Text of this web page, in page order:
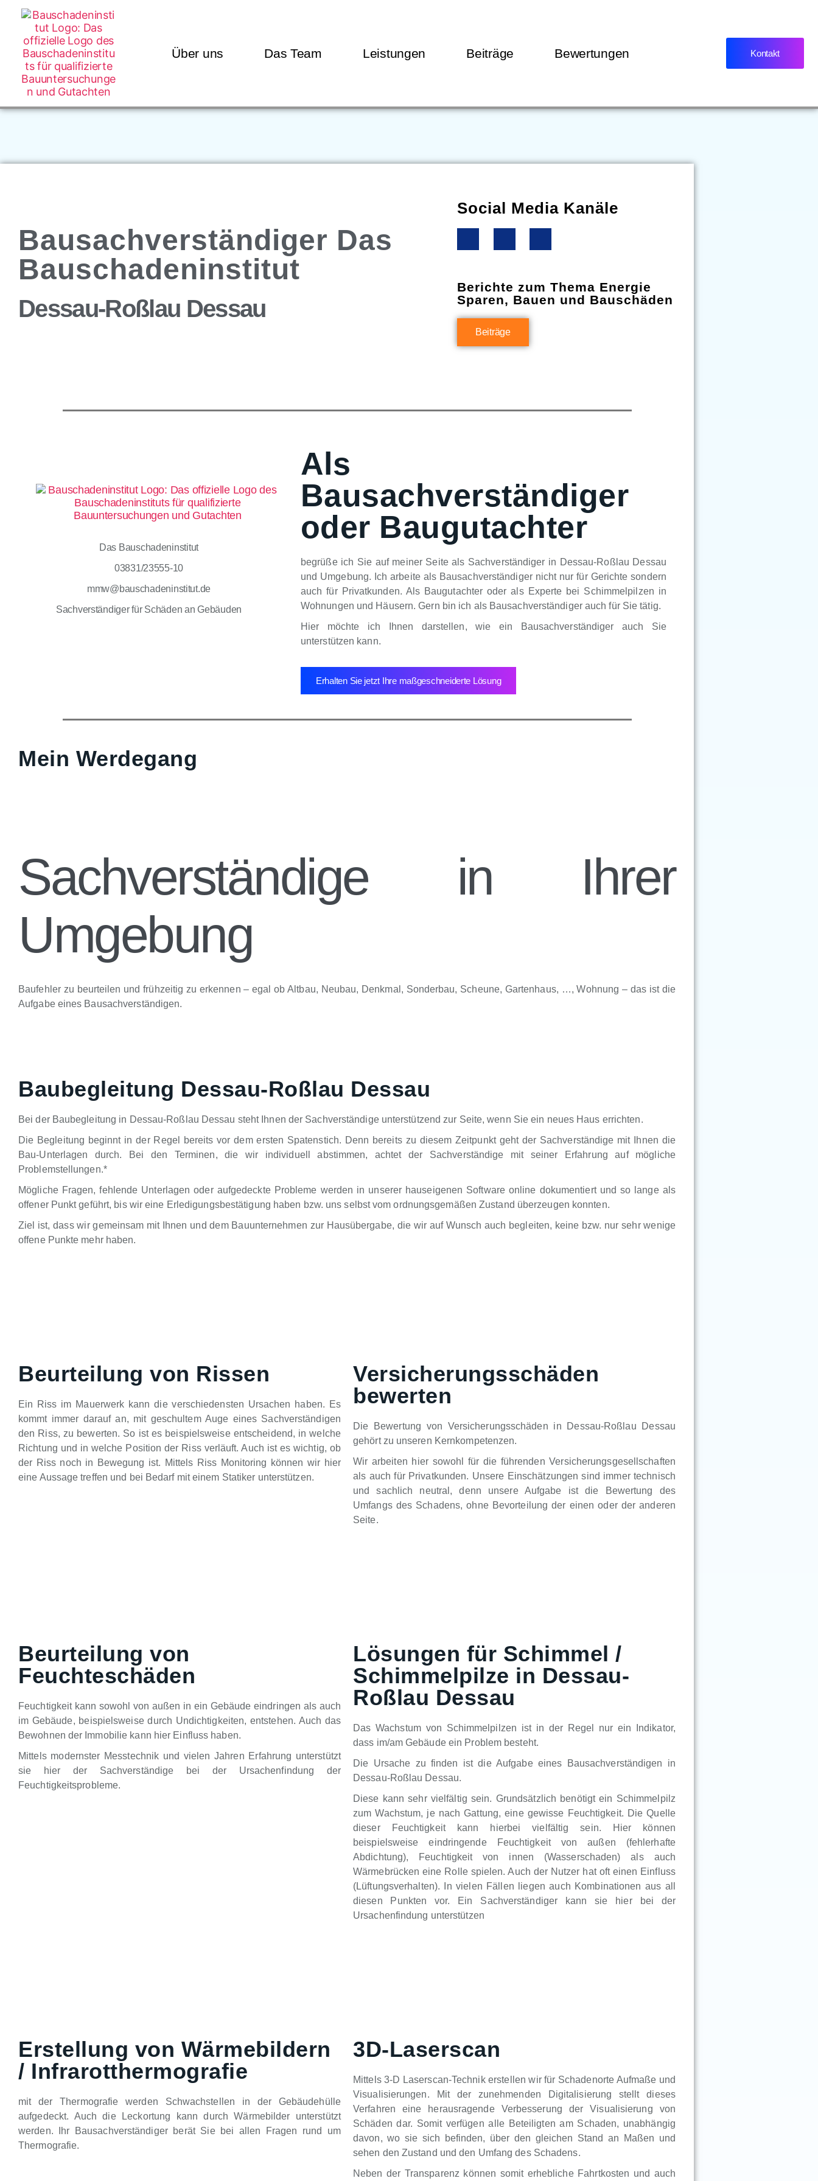
Über uns Das Team Leistungen Beiträge Bewertungen Kontakt
Bausachverständiger Das
Bauschadeninstitut
Dessau-Roßlau Dessau
Social Media Kanäle
Berichte zum Thema Energie
Sparen, Bauen und Bauschäden
Beiträge
Das Bauschadeninstitut
03831/23555-10
mmw@bauschadeninstitut.de
Sachverständiger für Schäden an Gebäuden
Als
Bausachverständiger
oder Baugutachter
begrüße ich Sie auf meiner Seite als Sachverständiger in Dessau-Roßlau Dessau
und Umgebung. Ich arbeite als Bausachverständiger nicht nur für Gerichte sondern
auch für Privatkunden. Als Baugutachter oder als Experte bei Schimmelpilzen in
Wohnungen und Häusern. Gern bin ich als Bausachverständiger auch für Sie tätig.
Hier möchte ich Ihnen darstellen, wie ein Bausachverständiger auch Sie
unterstützen kann.
Erhalten Sie jetzt Ihre maßgeschneiderte Lösung
Mein Werdegang
Sachverständige in Ihrer
Umgebung
Baufehler zu beurteilen und frühzeitig zu erkennen – egal ob Altbau, Neubau, Denkmal, Sonderbau, Scheune, Gartenhaus, …, Wohnung – das ist die
Aufgabe eines Bausachverständigen.
Baubegleitung Dessau-Roßlau Dessau
Bei der Baubegleitung in Dessau-Roßlau Dessau steht Ihnen der Sachverständige unterstützend zur Seite, wenn Sie ein neues Haus errichten.
Die Begleitung beginnt in der Regel bereits vor dem ersten Spatenstich. Denn bereits zu diesem Zeitpunkt geht der Sachverständige mit Ihnen die
Bau-Unterlagen durch. Bei den Terminen, die wir individuell abstimmen, achtet der Sachverständige mit seiner Erfahrung auf mögliche
Problemstellungen.*
Mögliche Fragen, fehlende Unterlagen oder aufgedeckte Probleme werden in unserer hauseigenen Software online dokumentiert und so lange als
offener Punkt geführt, bis wir eine Erledigungsbestätigung haben bzw. uns selbst vom ordnungsgemäßen Zustand überzeugen konnten.
Ziel ist, dass wir gemeinsam mit Ihnen und dem Bauunternehmen zur Hausübergabe, die wir auf Wunsch auch begleiten, keine bzw. nur sehr wenige
offene Punkte mehr haben.
Beurteilung von Rissen
Ein Riss im Mauerwerk kann die verschiedensten Ursachen haben. Es
kommt immer darauf an, mit geschultem Auge eines Sachverständigen
den Riss, zu bewerten. So ist es beispielsweise entscheidend, in welche
Richtung und in welche Position der Riss verläuft. Auch ist es wichtig, ob
der Riss noch in Bewegung ist. Mittels Riss Monitoring können wir hier
eine Aussage treffen und bei Bedarf mit einem Statiker unterstützen.
Versicherungsschäden
bewerten
Die Bewertung von Versicherungsschäden in Dessau-Roßlau Dessau
gehört zu unseren Kernkompetenzen.
Wir arbeiten hier sowohl für die führenden Versicherungsgesellschaften
als auch für Privatkunden. Unsere Einschätzungen sind immer technisch
und sachlich neutral, denn unsere Aufgabe ist die Bewertung des
Umfangs des Schadens, ohne Bevorteilung der einen oder der anderen
Seite.
Beurteilung von
Feuchteschäden
Feuchtigkeit kann sowohl von außen in ein Gebäude eindringen als auch
im Gebäude, beispielsweise durch Undichtigkeiten, entstehen. Auch das
Bewohnen der Immobilie kann hier Einfluss haben.
Mittels modernster Messtechnik und vielen Jahren Erfahrung unterstützt
sie hier der Sachverständige bei der Ursachenfindung der
Feuchtigkeitsprobleme.
Lösungen für Schimmel /
Schimmelpilze in Dessau-
Roßlau Dessau
Das Wachstum von Schimmelpilzen ist in der Regel nur ein Indikator,
dass im/am Gebäude ein Problem besteht.
Die Ursache zu finden ist die Aufgabe eines Bausachverständigen in
Dessau-Roßlau Dessau.
Diese kann sehr vielfältig sein. Grundsätzlich benötigt ein Schimmelpilz
zum Wachstum, je nach Gattung, eine gewisse Feuchtigkeit. Die Quelle
dieser Feuchtigkeit kann hierbei vielfältig sein. Hier können
beispielsweise eindringende Feuchtigkeit von außen (fehlerhafte
Abdichtung), Feuchtigkeit von innen (Wasserschaden) als auch
Wärmebrücken eine Rolle spielen. Auch der Nutzer hat oft einen Einfluss
(Lüftungsverhalten). In vielen Fällen liegen auch Kombinationen aus all
diesen Punkten vor. Ein Sachverständiger kann sie hier bei der
Ursachenfindung unterstützen
Erstellung von Wärmebildern
/ Infrarotthermografie
mit der Thermografie werden Schwachstellen in der Gebäudehülle
aufgedeckt. Auch die Leckortung kann durch Wärmebilder unterstützt
werden. Ihr Bausachverständiger berät Sie bei allen Fragen rund um
Thermografie.
3D-Laserscan
Mittels 3-D Laserscan-Technik erstellen wir für Schadenorte Aufmaße und
Visualisierungen. Mit der zunehmenden Digitalisierung stellt dieses
Verfahren eine herausragende Verbesserung der Visualisierung von
Schäden dar. Somit verfügen alle Beteiligten am Schaden, unabhängig
davon, wo sie sich befinden, über den gleichen Stand an Maßen und
sehen den Zustand und den Umfang des Schadens.
Neben der Transparenz können somit erhebliche Fahrtkosten und auch